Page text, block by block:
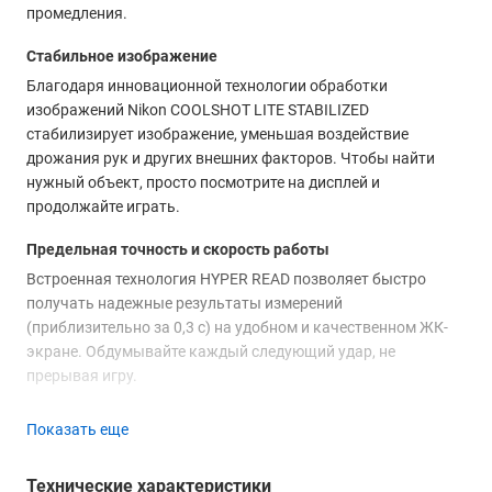
промедления.
Стабильное изображение
Благодаря инновационной технологии обработки
изображений Nikon COOLSHOT LITE STABILIZED
стабилизирует изображение, уменьшая воздействие
дрожания рук и других внешних факторов. Чтобы найти
нужный объект, просто посмотрите на дисплей и
продолжайте играть.
Предельная точность и скорость работы
Встроенная технология HYPER READ позволяет быстро
получать надежные результаты измерений
(приблизительно за 0,3 с) на удобном и качественном ЖК-
экране. Обдумывайте каждый следующий удар, не
прерывая игру.
Показать еще
Технические характеристики